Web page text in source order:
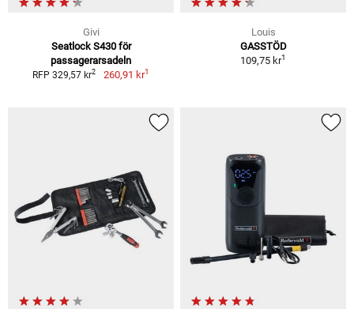
Givi
Seatlock S430 för
passagerarsadeln
RFP 329,57 kr2 260,91 kr1
Louis
GASSTÖD
109,75 kr1